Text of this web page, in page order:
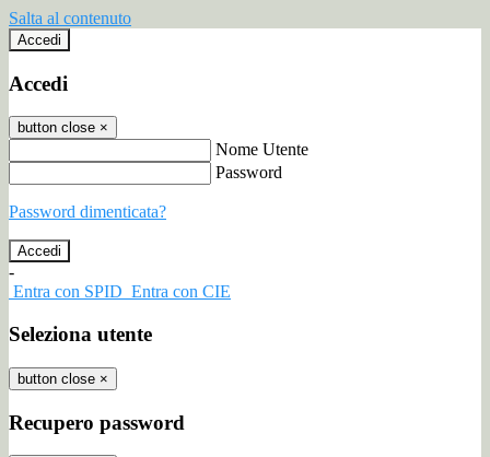
Salta al contenuto
Accedi
Accedi
button close ×
Nome Utente
Password
Password dimenticata?
-
Entra con SPID Entra con CIE
Seleziona utente
button close ×
Recupero password